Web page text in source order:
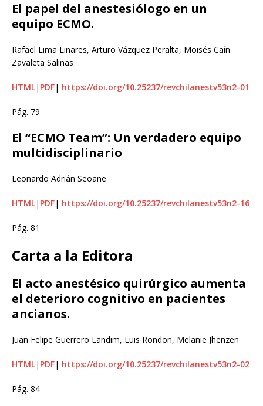
El papel del anestesiólogo en un
equipo ECMO.
Rafael Lima Linares, Arturo Vázquez Peralta, Moisés Caín
Zavaleta Salinas
HTML| PDF| https://doi.org/10.25237/revchilanestv53n2-01
Pág. 79
El “ECMO Team”: Un verdadero equipo
multidisciplinario
Leonardo Adrián Seoane
HTML| PDF| https://doi.org/10.25237/revchilanestv53n2-16
Pág. 81
Carta a la Editora
El acto anestésico quirúrgico aumenta
el deterioro cognitivo en pacientes
ancianos.
Juan Felipe Guerrero Landim, Luis Rondon, Melanie Jhenzen
HTML| PDF| https://doi.org/10.25237/revchilanestv53n2-02
Pág. 84